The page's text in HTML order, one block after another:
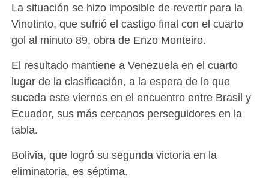
La situación se hizo imposible de revertir para la
Vinotinto, que sufrió el castigo final con el cuarto
gol al minuto 89, obra de Enzo Monteiro.
El resultado mantiene a Venezuela en el cuarto
lugar de la clasificación, a la espera de lo que
suceda este viernes en el encuentro entre Brasil y
Ecuador, sus más cercanos perseguidores en la
tabla.
Bolivia, que logró su segunda victoria en la
eliminatoria, es séptima.